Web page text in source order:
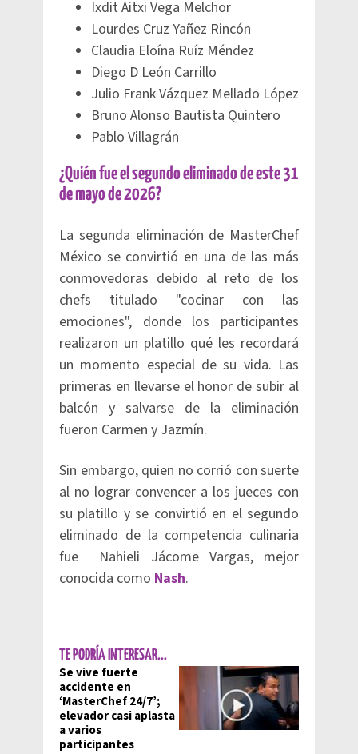
Ixdit Aitxi Vega Melchor
Lourdes Cruz Yañez Rincón
Claudia Eloína Ruíz Méndez
Diego D León Carrillo
Julio Frank Vázquez Mellado López
Bruno Alonso Bautista Quintero
Pablo Villagrán
¿Quién fue el segundo eliminado de este 31
de mayo de 2026?
La segunda eliminación de MasterChef
México se convirtió en una de las más
conmovedoras debido al reto de los
chefs titulado "cocinar con las
emociones", donde los participantes
realizaron un platillo qué les recordará
un momento especial de su vida. Las
primeras en llevarse el honor de subir al
balcón y salvarse de la eliminación
fueron Carmen y Jazmín.
Sin embargo, quien no corrió con suerte
al no lograr convencer a los jueces con
su platillo y se convirtió en el segundo
eliminado de la competencia culinaria
fue Nahieli Jácome Vargas, mejor
conocida como Nash.
TE PODRÍA INTERESAR...
Se vive fuerte
accidente en
‘MasterChef 24/7’;
elevador casi aplasta
a varios
participantes